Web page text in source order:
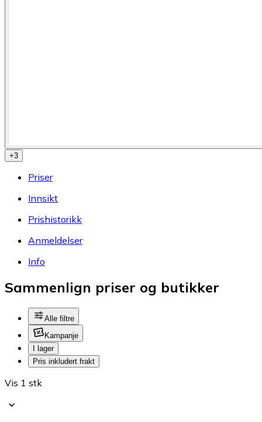
+3
Priser
Innsikt
Prishistorikk
Anmeldelser
Info
Sammenlign priser og butikker
Alle filtre
Kampanje
I lager
Pris inkludert frakt
Vis 1 stk